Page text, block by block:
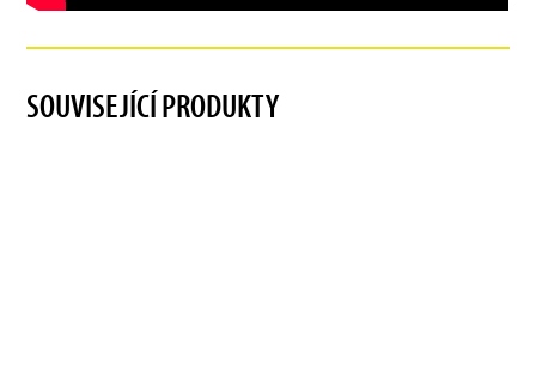
SOUVISEJÍCÍ PRODUKTY